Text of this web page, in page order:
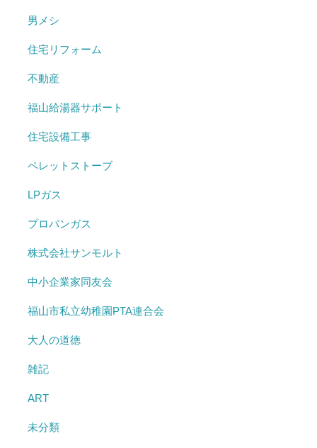
男メシ
住宅リフォーム
不動産
福山給湯器サポート
住宅設備工事
ペレットストーブ
LPガス
プロパンガス
株式会社サンモルト
中小企業家同友会
福山市私立幼稚園PTA連合会
大人の道徳
雑記
ART
未分類